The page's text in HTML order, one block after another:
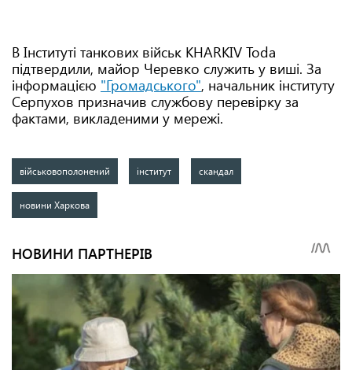
В Інституті танкових військ KHARKIV Toda
підтвердили, майор Черевко служить у виші. За
інформацією "Громадського", начальник інституту
Серпухов призначив службову перевірку за
фактами, викладеними у мережі.
військовополонений інститут скандал
новини Харкова